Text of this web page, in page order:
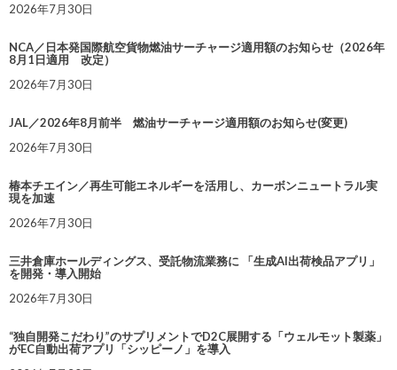
2026年7月30日
NCA／日本発国際航空貨物燃油サーチャージ適用額のお知らせ（2026年
8月1日適用 改定）
2026年7月30日
JAL／2026年8月前半 燃油サーチャージ適用額のお知らせ(変更)
2026年7月30日
椿本チエイン／再生可能エネルギーを活用し、カーボンニュートラル実
現を加速
2026年7月30日
三井倉庫ホールディングス、受託物流業務に 「生成AI出荷検品アプリ」
を開発・導入開始
2026年7月30日
“独自開発こだわり”のサプリメントでD2C展開する「ウェルモット製薬」
がEC自動出荷アプリ「シッピーノ」を導入